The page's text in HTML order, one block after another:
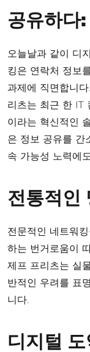
공유하다:
오늘날과 같이 디
킹은 연락처 정보
과제에 직면합니
리츠는 최근 한 IT
이라는 혁신적인
은 정보 공유를 간
속 가능성 노력에
전통적인
전문적인 네트워
하는 번거로움이
제프 프리츠는 실
반적인 우려를 표
니다.
디지털 도